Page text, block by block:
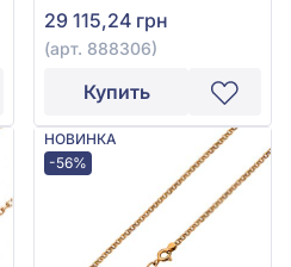
29 115,24 грн
(арт. 888306)
Купить
НОВИНКА
-56%